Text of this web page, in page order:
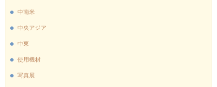
中南米
中央アジア
中東
使用機材
写真展